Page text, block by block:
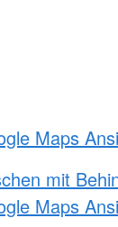
Maps
mit
Maps